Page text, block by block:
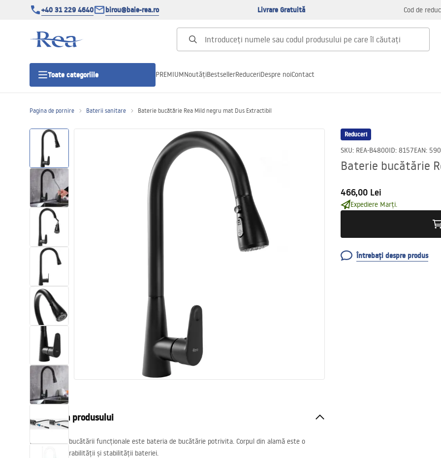
+40 31 229 4640 birou@baie-rea.ro Livrare Gratuită Cod de
Toate categoriile
Usi pentru cabine de dus
Cadite de dus
Rigole Liniare
Vase WC si Bideuri
Lavoare
Cazi cu paravane
Baterii sanitare
Bucatarie
Accesorii și mobilier pentru baie
PREMIUMNoutățiBestsellerReduceriDespre noiContact
Pagina de pornire Baterii sanitare Baterie bucătărie Rea Mild negru mat Dus Extractibil
Reduceri
SKU: REA-B4800ID: 8157EAN:
Baterie bucătărie
466,00 Lei
Expediere Marți.
Întrebați despre produs
Descrierea produsului
Baza oricărei bucătării funcționale este bateria de bucătărie potrivita. Corpul din alamă este o
garanție a durabilității și stabilității bateriei.